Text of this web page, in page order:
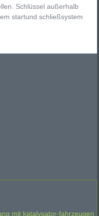
Schlüssel außerhalb
startund schließsystem
mit katalysator-fahrzeugen